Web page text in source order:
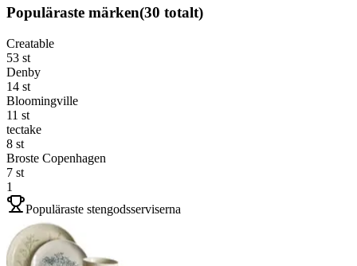
Populäraste märken(30 totalt)
Creatable
53 st
Denby
14 st
Bloomingville
11 st
tectake
8 st
Broste Copenhagen
7 st
1
Populäraste stengodsserviserna